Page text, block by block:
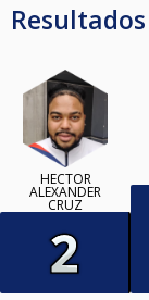
Resultados
HECTOR
ALEXANDER
CRUZ